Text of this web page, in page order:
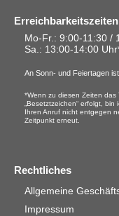
Erreichbarkeitszeiten
Mo-Fr.: 9:00-11:30 /
Sa. : 13:00-14:00
An Sonn- und Feiertagen
*Wenn zu diesen Zeiten das
„Besetztzeichen“ erfolgt,
Ihren Anruf nicht entgegen
Zeitpunkt erneut.
Rechtliches
Allgemeine
Impressum